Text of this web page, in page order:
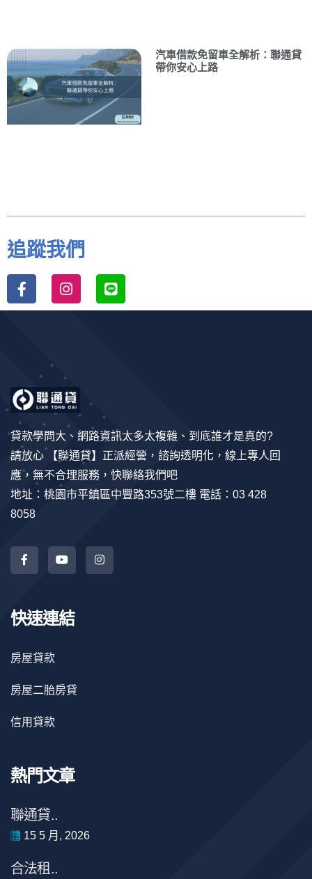
汽車借款免留車全解析：聯通貸
帶你安心上路
追蹤我們
貸款學問大、網路資訊太多太複雜、到底誰才是真的?
請放心 【聯通貸】正派經營，諮詢透明化，線上專人回
應，無不合理服務，快聯絡我們吧
地址：桃園市平鎮區中豐路353號二樓 電話：03 428
8058
快速連結
房屋貸款
房屋二胎房貸
信用貸款
熱門文章
聯通貸..
15 5 月, 2026
合法租..